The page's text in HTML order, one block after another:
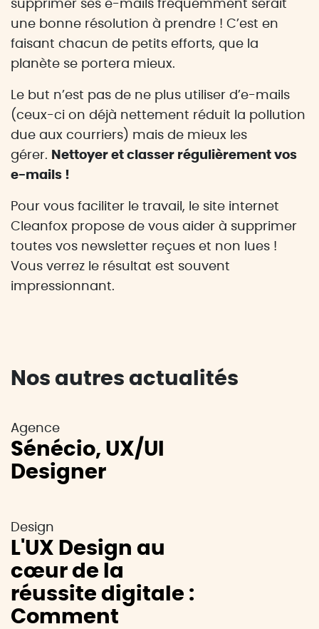
supprimer ses e-mails fréquemment serait
une bonne résolution à prendre ! C’est en
faisant chacun de petits efforts, que la
planète se portera mieux.
Le but n’est pas de ne plus utiliser d’e-mails
(ceux-ci on déjà nettement réduit la pollution
due aux courriers) mais de mieux les
gérer. Nettoyer et classer régulièrement vos
e-mails !
Pour vous faciliter le travail, le site internet
Cleanfox propose de vous aider à supprimer
toutes vos newsletter reçues et non lues !
Vous verrez le résultat est souvent
impressionnant.
Nos autres actualités
Agence
Sénécio, UX/UI
Designer
Design
L'UX Design au
cœur de la
réussite digitale :
Comment